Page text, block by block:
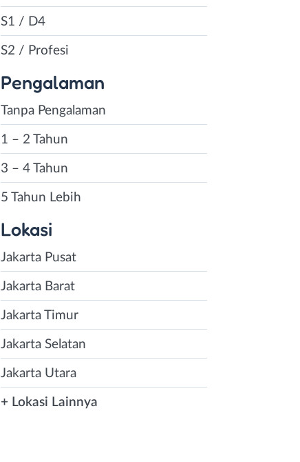
S1 / D4
S2 / Profesi
Pengalaman
Tanpa Pengalaman
1 – 2 Tahun
3 – 4 Tahun
5 Tahun Lebih
Lokasi
Jakarta Pusat
Jakarta Barat
Jakarta Timur
Jakarta Selatan
Jakarta Utara
+ Lokasi Lainnya